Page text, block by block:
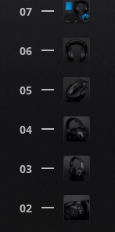
02
03
04
05
06
07